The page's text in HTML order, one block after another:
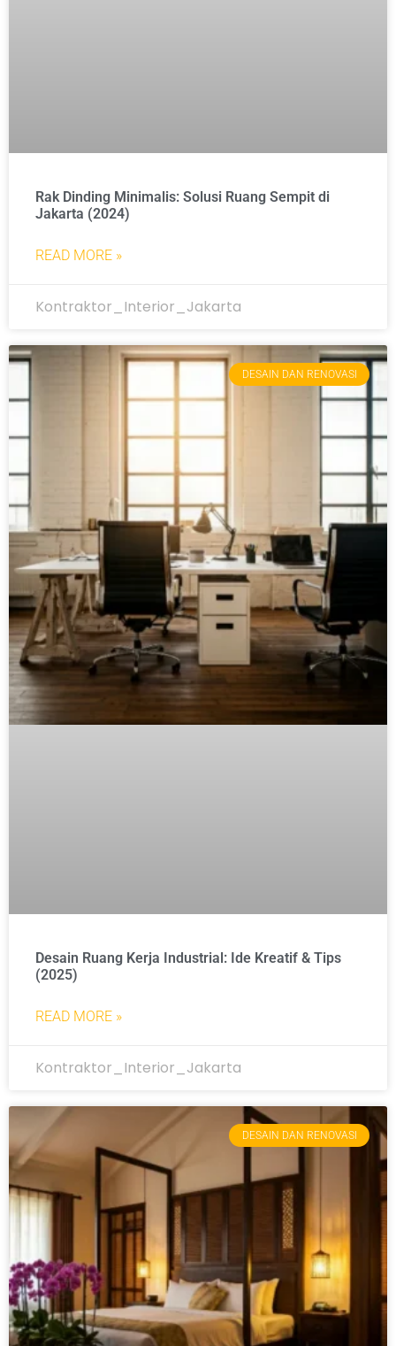
Rak Dinding Minimalis: Solusi Ruang Sempit di
Jakarta (2024)
READ MORE »
Kontraktor_Interior_Jakarta
DESAIN DAN RENOVASI
Desain Ruang Kerja Industrial: Ide Kreatif & Tips
(2025)
READ MORE »
Kontraktor_Interior_Jakarta
DESAIN DAN RENOVASI